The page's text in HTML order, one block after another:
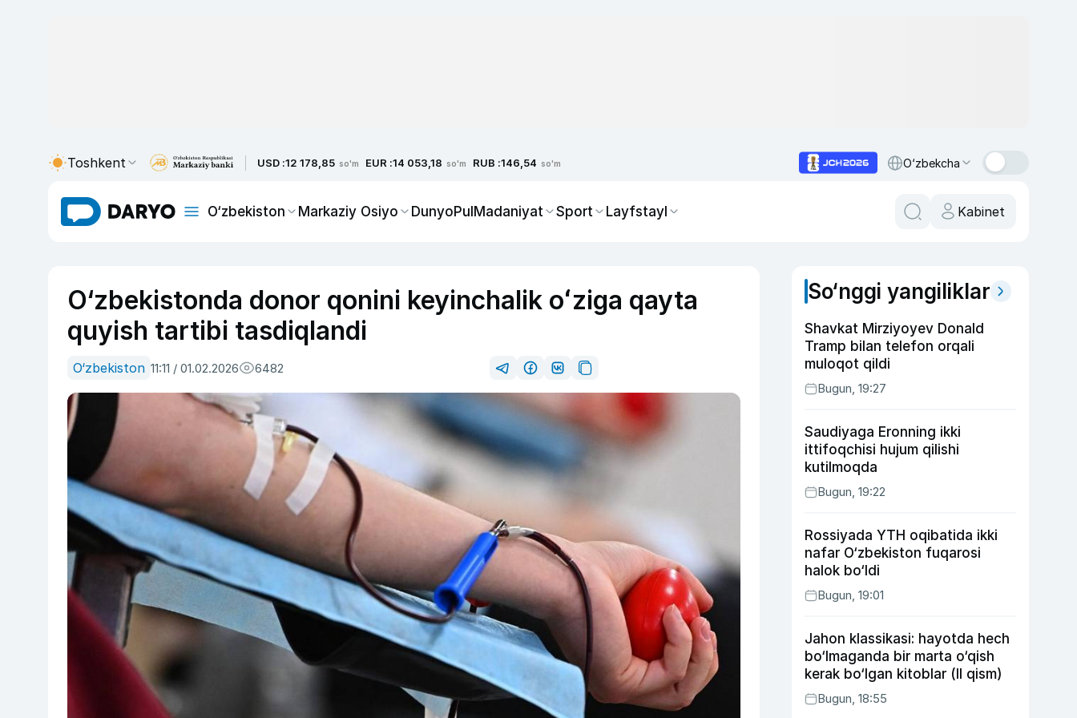
Toshkent USD :12 178,85 so'm EUR :14 053,18 so'm RUB :146,54 so'm O‘zbekcha
O‘zbekiston Markaziy Osiyo DunyoPulMadaniyat Sport Layfstayl Kabinet
O‘zbekistonda donor qonini keyinchalik oʻziga qayta
quyish tartibi tasdiqlandi
O‘zbekiston 11:11 / 01.02.2026 6482
So‘nggi yangiliklar
Shavkat Mirziyoyev Donald
Tramp bilan telefon orqali
muloqot qildi
Bugun, 19:27
Saudiyaga Eronning ikki
ittifoqchisi hujum qilishi
kutilmoqda
Bugun, 19:22
Rossiyada YTH oqibatida ikki
nafar O‘zbekiston fuqarosi
halok bo‘ldi
Bugun, 19:01
Jahon klassikasi: hayotda hech
bo‘lmaganda bir marta o‘qish
kerak bo‘lgan kitoblar (II qism)
Bugun, 18:55